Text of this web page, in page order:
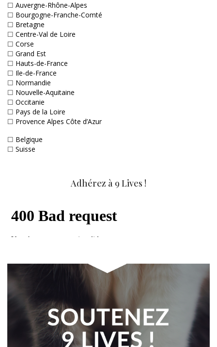
☐ Auvergne-Rhône-Alpes
☐ Bourgogne-Franche-Comté
☐ Bretagne
☐ Centre-Val de Loire
☐ Corse
☐ Grand Est
☐ Hauts-de-France
☐ Ile-de-France
☐ Normandie
☐ Nouvelle-Aquitaine
☐ Occitanie
☐ Pays de la Loire
☐ Provence Alpes Côte d’Azur
☐ Belgique
☐ Suisse
Adhérez à 9 Lives !